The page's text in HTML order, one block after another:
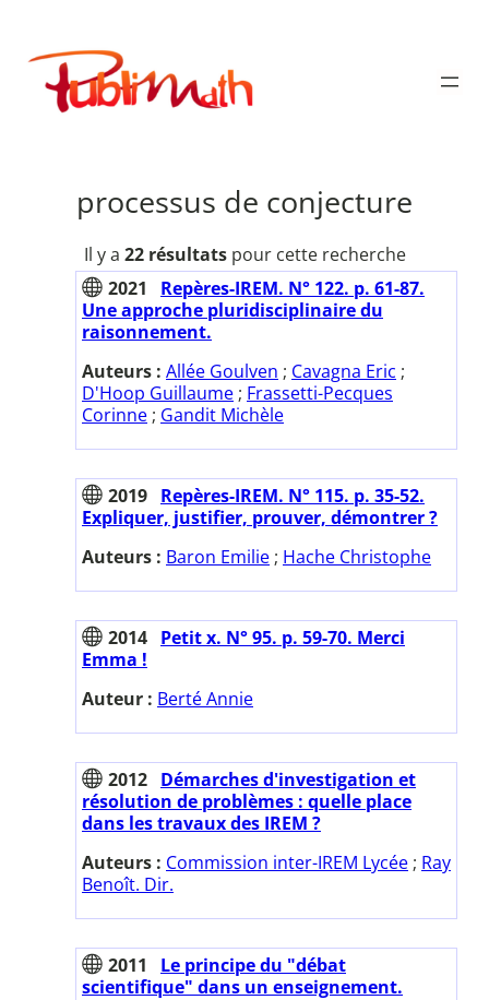
contenu
Publimath
processus de conjecture
Il y a 22 résultatspour cette recherche
2021
Repères-IREM. N° 122. p. 61-87.
Une approche pluridisciplinaire du
raisonnement.
Auteurs : Allée Goulven ; Cavagna Eric ;
D'Hoop Guillaume ; Frassetti-Pecques
Corinne ; Gandit Michèle
2019 Repères-IREM. N° 115. p. 35-52.
Expliquer, justifier, prouver, démontrer ?
Auteurs : Baron Emilie ; Hache Christophe
2014 Petit x. N° 95. p. 59-70. Merci
Emma !
Auteur : Berté Annie
2012 Démarches d'investigation et
résolution de problèmes : quelle place
dans les travaux des IREM ?
Auteurs : Commission inter-IREM Lycée ; Ray
Benoît. Dir.
2011
Le principe du "débat
scientifique" dans un enseignement.